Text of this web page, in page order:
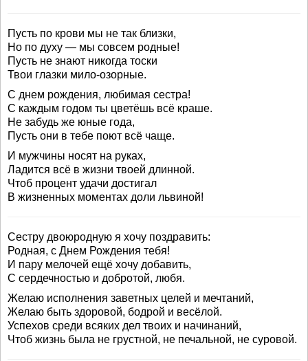
Пусть по крови мы не так близки,
Но по духу — мы совсем родные!
Пусть не знают никогда тоски
Твои глазки мило-озорные.
С днем рождения, любимая сестра!
С каждым годом ты цветёшь всё краше.
Не забудь же юные года,
Пусть они в тебе поют всё чаще.
И мужчины носят на руках,
Ладится всё в жизни твоей длинной.
Чтоб процент удачи достигал
В жизненных моментах доли львиной!
Сестру двоюродную я хочу поздравить:
Родная, с Днем Рождения тебя!
И пару мелочей ещё хочу добавить,
С сердечностью и добротой, любя.
Желаю исполнения заветных целей и мечтаний,
Желаю быть здоровой, бодрой и весёлой.
Успехов среди всяких дел твоих и начинаний,
Чтоб жизнь была не грустной, не печальной, не суровой.